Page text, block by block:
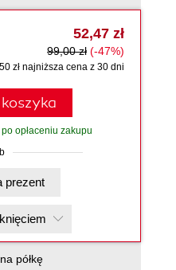
52,47 zł
99,00 zł (-47%)
zł najniższa cena z 30 dni
opłaceniu zakupu
Kup na prezent
półkę